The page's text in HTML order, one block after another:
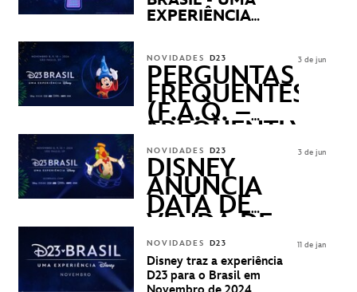
EXPERIÊNCIA
NOVIDADES D23
PERGUNTAS
FREQUENTES
(F.A.Q. –
FREQUENTLY
ASKED
QUESTIONS)
3 de jun
NOVIDADES D23
DISNEY
ANUNCIA
DATA DE
VENDA DE
INGRESSOS
PARA A D23
BRASIL -
3 de jun
NOVIDADES D23
Disney traz a experiência
D23 para o Brasil em
11 de jan